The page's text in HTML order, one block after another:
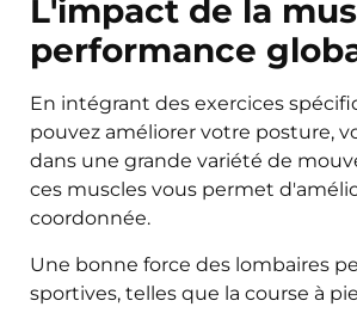
L'impact de la
performance
En intégrant des exercices
pouvez améliorer votre posture,
dans une grande variété de
ces muscles vous permet
coordonnée.
Une bonne force des lombaires
sportives, telles que la course à